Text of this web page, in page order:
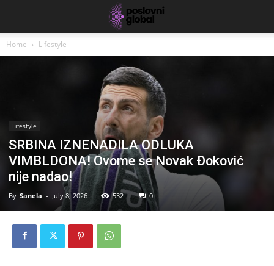
Home Lifestyle
Lifestyle
SRBINA IZNENADILA ODLUKA
VIMBLDONA! Ovome se Novak Đoković
nije nadao!
By Sanela - July 8, 2026 532 0